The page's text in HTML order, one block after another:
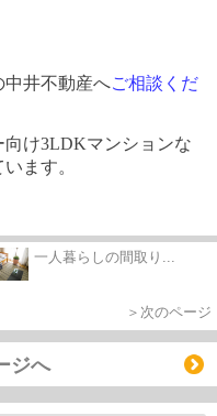
中井不動産へご相談くだ
向け3LDKマンションな
ます。
一人暮らしの間取り...
＞次のページ
ジへ